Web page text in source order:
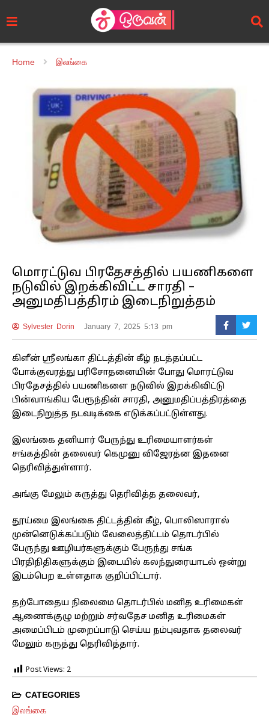
Home இலங்கை
மொரட்டுவ பிரதேசத்தில் பயணிகளை
நடுவில் இறக்கிவிட்ட சாரதி –
அனுமதிபத்திரம் இடைநிறுத்தம்
Sylvester Dorin January 7, 2025 5:13 pm
கிளீன் ஸ்ரீலங்கா திட்டத்தின் கீழ் நடத்தப்பட்ட
போக்குவரத்து பரிசோதனையின் போது மொரட்டுவ
பிரதேசத்தில் பயணிகளை நடுவில் இறக்கிவிட்டு
பின்வாங்கிய பேரூந்தின் சாரதி, அனுமதிப்பத்திரத்தை
இடைநிறுத்த நடவடிக்கை எடுக்கப்பட்டுள்ளது.
இலங்கை தனியார் பேருந்து உரிமையாளர்கள்
சங்கத்தின் தலைவர் கெமுனு விஜேரத்ன இதனை
தெரிவித்துள்ளார்.
அங்கு மேலும் கருத்து தெரிவித்த தலைவர்,
தூய்மை இலங்கை திட்டத்தின் கீழ், பொலிஸாரால்
முன்னெடுக்கப்படும் வேலைத்திட்டம் தொடர்பில்
பேருந்து ஊழியர்களுக்கும் பேருந்து சங்க
பிரதிநிதிகளுக்கும் இடையில் கலந்துரையாடல் ஒன்று
இடம்பெற உள்ளதாக குறிப்பிட்டார்.
தற்போதைய நிலைமை தொடர்பில் மனித உரிமைகள்
ஆணைக்குழு மற்றும் சர்வதேச மனித உரிமைகள்
அமைப்பிடம் முறைப்பாடு செய்ய நம்புவதாக தலைவர்
மேலும் கருத்து தெரிவித்தார்.
Post Views: 2
CATEGORIES
இலங்கை